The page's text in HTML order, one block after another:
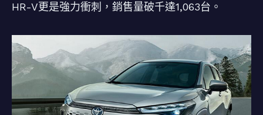
HR-V更是強力衝刺，銷售量破千達1,063台。